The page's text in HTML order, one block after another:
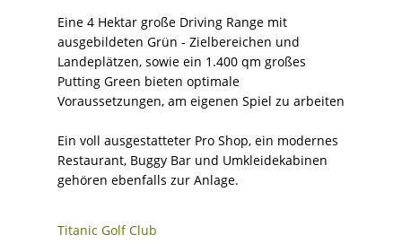
Eine 4 Hektar große Driving Range mit
ausgebildeten Grün - Zielbereichen und
Landeplätzen, sowie ein 1.400 qm großes
Putting Green bieten optimale
Voraussetzungen, am eigenen Spiel zu arbeiten
Ein voll ausgestatteter Pro Shop, ein modernes
Restaurant, Buggy Bar und Umkleidekabinen
gehören ebenfalls zur Anlage.
Titanic Golf Club